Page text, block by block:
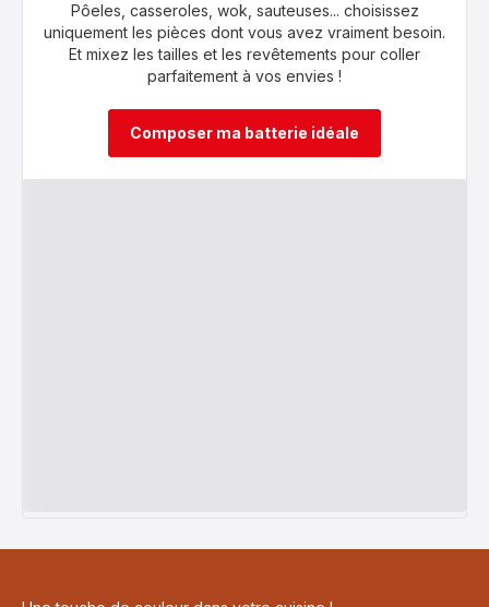
Pôeles, casseroles, wok, sauteuses... choisissez
uniquement les pièces dont vous avez vraiment besoin.
Et mixez les tailles et les revêtements pour coller
parfaitement à vos envies !
Composer ma batterie idéale